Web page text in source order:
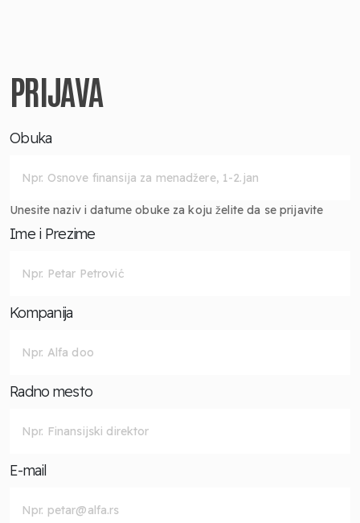
PRIJAVA
Obuka
Unesite naziv i datume obuke za koju želite da se prijavite
Ime i Prezime
Kompanija
Radno mesto
E-mail